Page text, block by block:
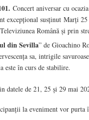
Concert aniversar cu
excepțional susținut Marți
Română și prin
din Sevilla” de Gioachino
sa, intrigile
este în curs de stabilire.
datele de 21, 25 și 29 mai
la eveniment vor purta